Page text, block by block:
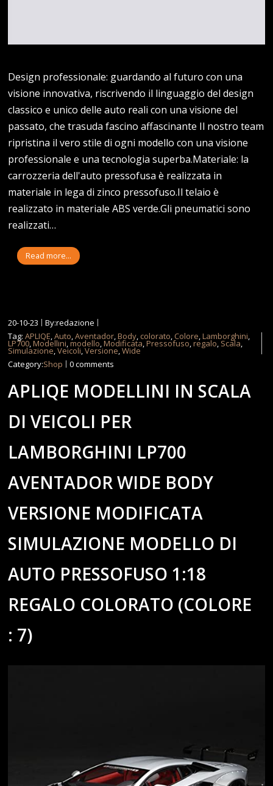
Design professionale: guardando al futuro con una
visione innovativa, riscrivendo il linguaggio del design
classico e unico delle auto reali con una visione del
passato, che trasuda fascino affascinante Il nostro team
ripristina il vero stile di ogni modello con una visione
professionale e una tecnologia superba.Materiale: la
carrozzeria dell'auto pressofusa è realizzata in
materiale in lega di zinco pressofuso.Il telaio è
realizzato in materiale ABS verde.Gli pneumatici sono
realizzati…
Read more...
20-10-23
By:redazione
Tag:APLIQE,Auto,Aventador,Body, colorato, Colore,Lamborghini,
LP700,Modellini,modello,Modificata,Pressofuso,regalo, Scala,
Simulazione,Veicoli,Versione,Wide
Category:Shop 0 comments
APLIQE MODELLINI IN SCALA
DI VEICOLI PER
LAMBORGHINI LP700
AVENTADOR WIDE BODY
VERSIONE MODIFICATA
SIMULAZIONE MODELLO DI
AUTO PRESSOFUSO 1:18
REGALO COLORATO (COLORE
: 7)